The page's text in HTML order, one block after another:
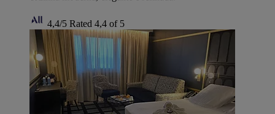
4,4/5 Rated 4,4 of 5